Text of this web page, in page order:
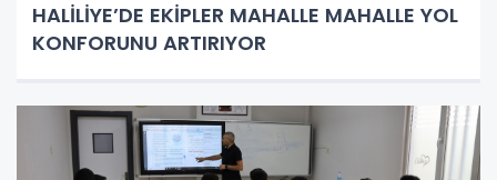
HALİLİYE’DE EKİPLER MAHALLE MAHALLE YOL
KONFORUNU ARTIRIYOR